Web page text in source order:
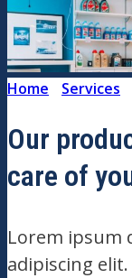
Home Services
Our
care of
Lorem ipsum
adipiscing